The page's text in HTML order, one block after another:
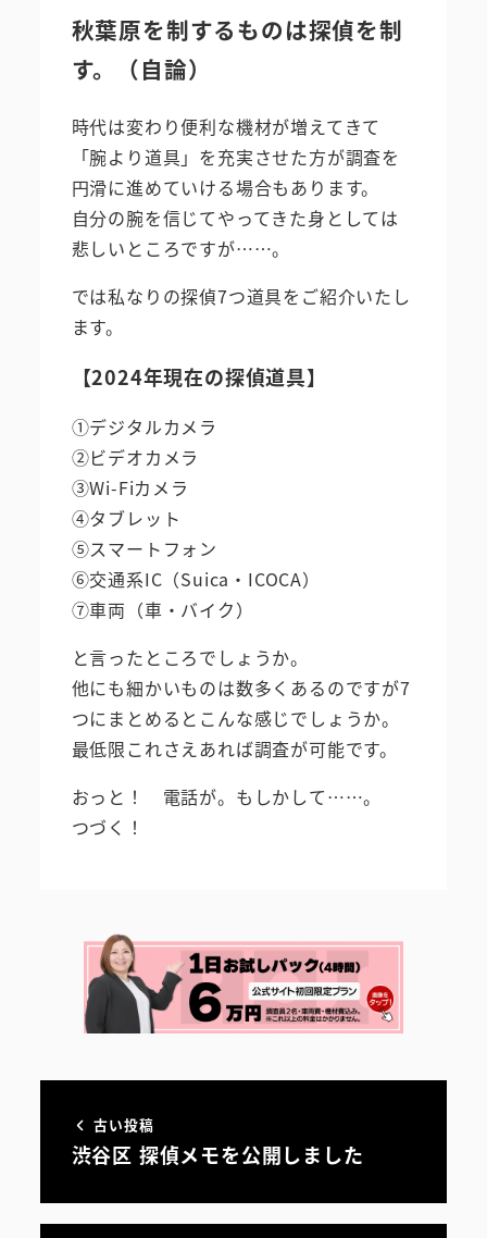
秋葉原を制するものは探偵を制
す。（自論）
時代は変わり便利な機材が増えてきて
「腕より道具」を充実させた方が調査を
円滑に進めていける場合もあります。
自分の腕を信じてやってきた身としては
悲しいところですが……。
では私なりの探偵7つ道具をご紹介いたし
ます。
【2024年現在の探偵道具】
①デジタルカメラ
②ビデオカメラ
③Wi-Fiカメラ
④タブレット
⑤スマートフォン
⑥交通系IC（Suica・ICOCA）
⑦車両（車・バイク）
と言ったところでしょうか。
他にも細かいものは数多くあるのですが7
つにまとめるとこんな感じでしょうか。
最低限これさえあれば調査が可能です。
おっと！ 電話が。もしかして……。
つづく！
古い投稿
渋谷区 探偵メモを公開しました